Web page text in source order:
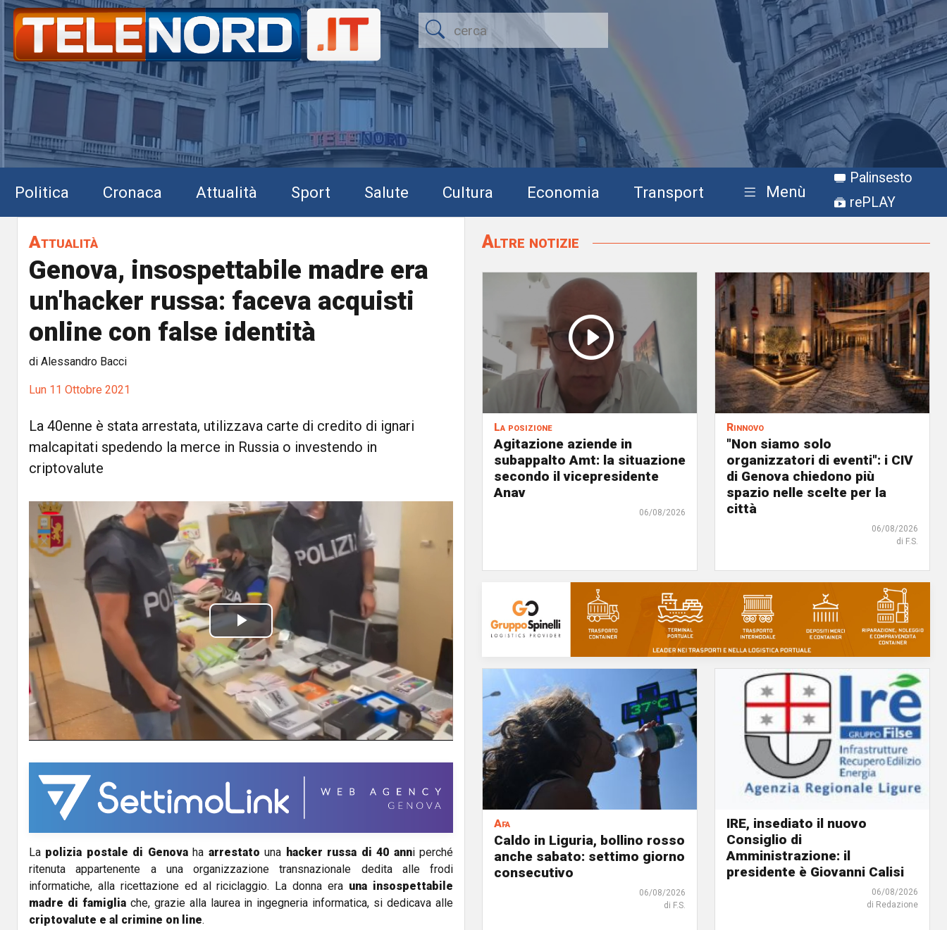
Politica Cronaca Attualità Sport Salute Cultura Economia Transport Menù
Palinsesto
rePLAY
Attualità
Genova, insospettabile madre era
un'hacker russa: faceva acquisti
online con false identità
di Alessandro Bacci
Lun 11 Ottobre 2021
La 40enne è stata arrestata, utilizzava carte di credito di ignari
malcapitati spedendo la merce in Russia o investendo in
criptovalute
P
l
a
y
V
e
o
La polizia postale di Genovaha arrestato una hacker russa di 40 anni perché
ritenuta appartenente a una organizzazione transnazionale dedita alle frodi
informatiche, alla ricettazione ed al riciclaggio. La donna era una insospettabile
madre di famigliache, grazie alla laurea in ingegneria informatica, si dedicava alle
criptovalute e al crimine on line.
Altre notizie
La posizione
Agitazione aziende in
subappalto Amt: la situazione
secondo il vicepresidente
Anav
06/08/2026
Rinnovo
"Non siamo solo
organizzatori di eventi": i CIV
di Genova chiedono più
spazio nelle scelte per la
città
06/08/2026
di F.S.
Afa
Caldo in Liguria, bollino rosso
anche sabato: settimo giorno
consecutivo
06/08/2026
di F.S.
IRE, insediato il nuovo
Consiglio di
Amministrazione: il
presidente è Giovanni Calisi
06/08/2026
di Redazione